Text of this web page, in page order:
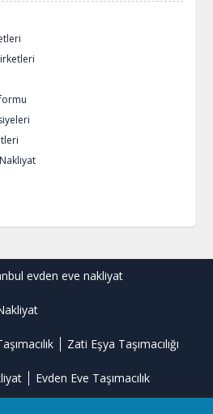
evden eve nakliyat
Zati Eşya Taşımacılığı
Evden Eve Taşımacılık